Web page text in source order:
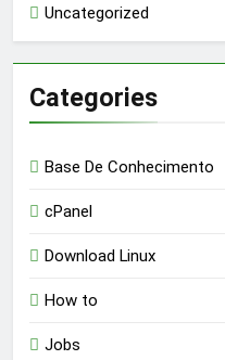
Uncategorized
Categories
Base De Conhecimento
cPanel
Download Linux
How to
Jobs